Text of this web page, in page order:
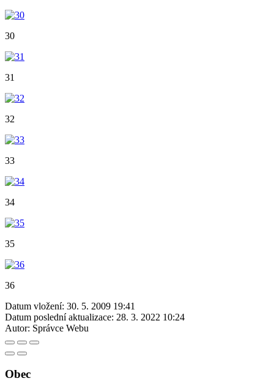
30
31
32
33
34
35
36
Datum vložení: 30. 5. 2009 19:41
Datum poslední aktualizace: 28. 3. 2022 10:24
Autor: Správce Webu
Obec